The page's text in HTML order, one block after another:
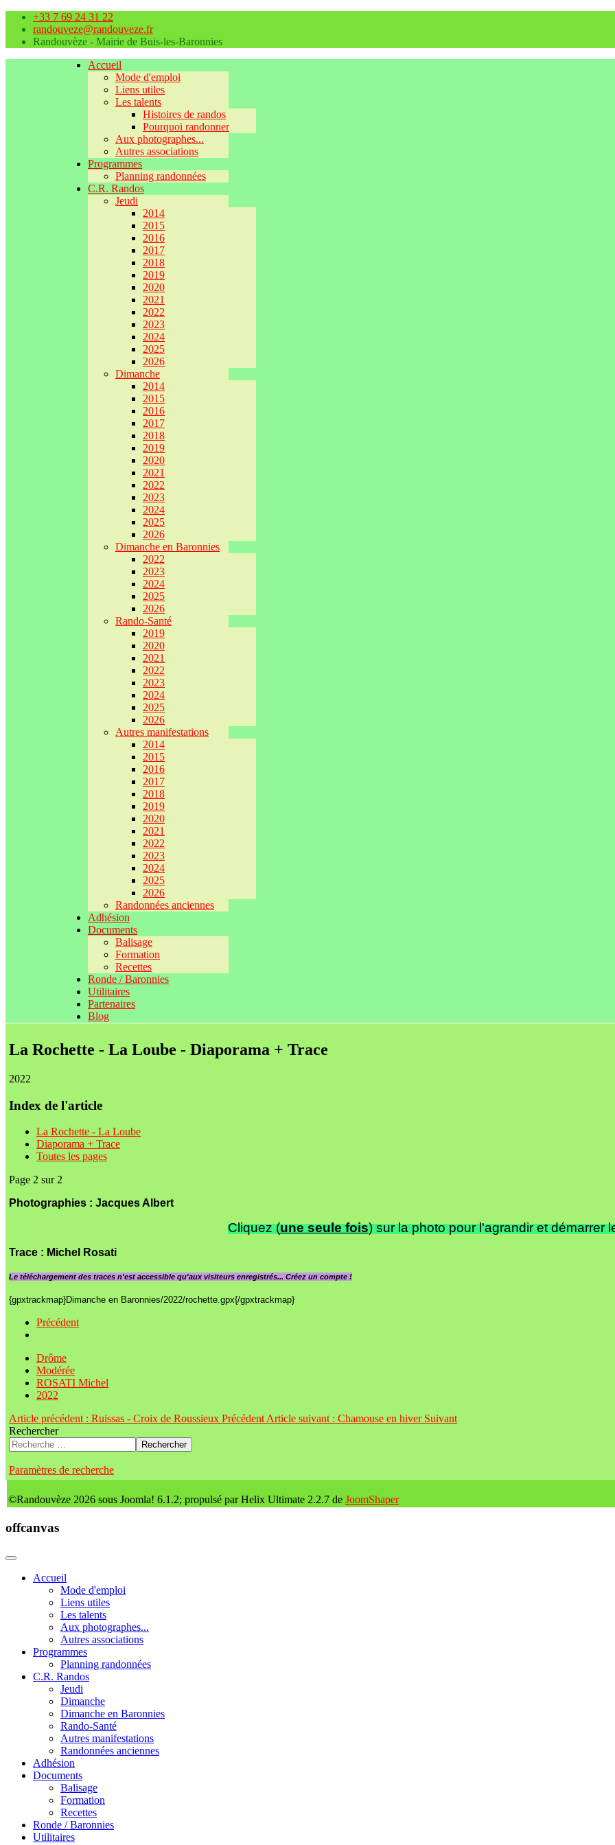
+33 7 69 24 31 22
randouveze@randouveze.fr
Randouvèze - Mairie de Buis-les-Baronnies
Accueil
Mode d'emploi
Liens utiles
Les talents
Histoires de randos
Pourquoi randonner
Aux photographes...
Autres associations
Programmes
Planning randonnées
C.R. Randos
Jeudi
2014
2015
2016
2017
2018
2019
2020
2021
2022
2023
2024
2025
2026
Dimanche
2014
2015
2016
2017
2018
2019
2020
2021
2022
2023
2024
2025
2026
Dimanche en Baronnies
2022
2023
2024
2025
2026
Rando-Santé
2019
2020
2021
2022
2023
2024
2025
2026
Autres manifestations
2014
2015
2016
2017
2018
2019
2020
2021
2022
2023
2024
2025
2026
Randonnées anciennes
Adhésion
Documents
Balisage
Formation
Recettes
Ronde / Baronnies
Utilitaires
Partenaires
Blog
La Rochette - La Loube - Diaporama + Trace
2022
Index de l'article
La Rochette - La Loube
Diaporama + Trace
Toutes les pages
Page 2 sur 2
Photographies : Jacques Albert
Cliquez (une seule fois) sur la photo pour l'agrandir et démarrer
Trace : Michel Rosati
Le téléchargement des traces n'est accessible qu'aux visiteurs enregistrés... Créez un compte !
{gpxtrackmap}Dimanche en Baronnies/2022/rochette.gpx{/gpxtrackmap}
Précédent
Drôme
Modérée
ROSATI Michel
2022
Article précédent : Ruissas - Croix de Roussieux Précédent Article suivant : Chamouse en hiver Suivant
Rechercher
Rechercher
Paramètres de recherche
©Randouvèze 2026 sous Joomla! 6.1.2; propulsé par Helix Ultimate 2.2.7 de JoomShaper
offcanvas
Accueil
Mode d'emploi
Liens utiles
Les talents
Aux photographes...
Autres associations
Programmes
Planning randonnées
C.R. Randos
Jeudi
Dimanche
Dimanche en Baronnies
Rando-Santé
Autres manifestations
Randonnées anciennes
Adhésion
Documents
Balisage
Formation
Recettes
Ronde / Baronnies
Utilitaires